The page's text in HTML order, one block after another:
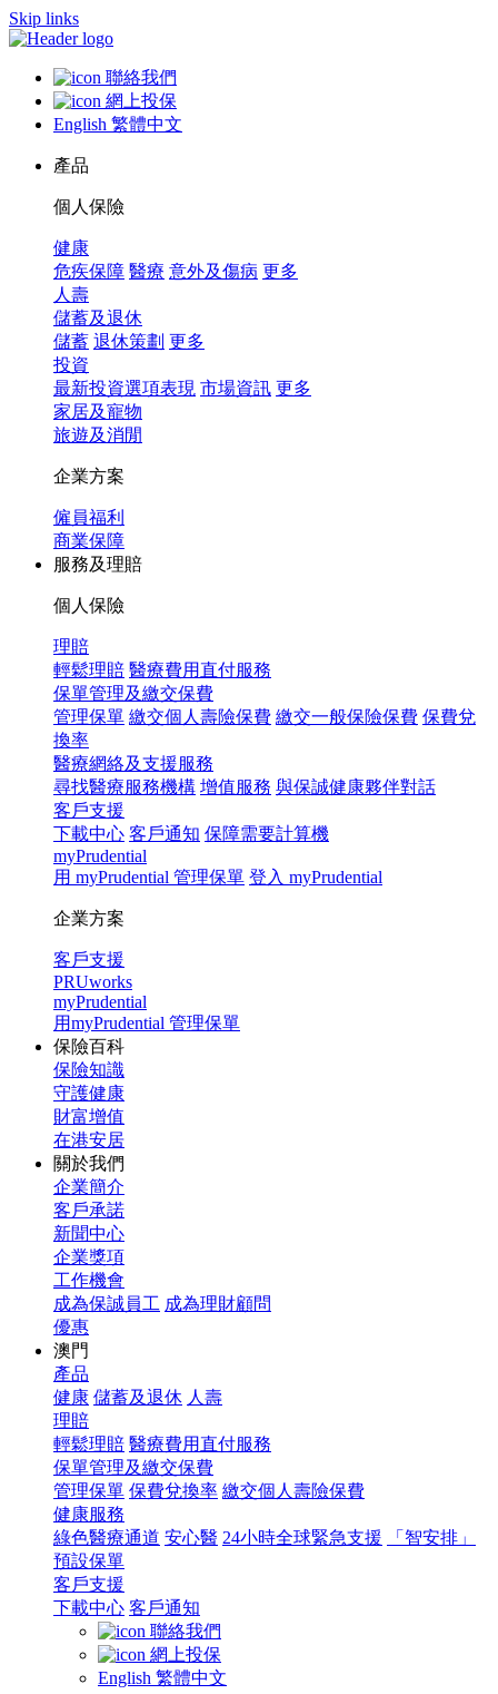
Skip links
聯絡我們
網上投保
English 繁體中文
產品
個人保險
健康
危疾保障 醫療 意外及傷病 更多
人壽
儲蓄及退休
儲蓄 退休策劃 更多
投資
最新投資選項表現 市場資訊 更多
家居及寵物
旅遊及消閒
企業方案
僱員福利
商業保障
服務及理賠
個人保險
理賠
輕鬆理賠 醫療費用直付服務
保單管理及繳交保費
管理保單 繳交個人壽險保費 繳交一般保險保費 保費兌
換率
醫療網絡及支援服務
尋找醫療服務機構 增值服務 與保誠健康夥伴對話
客戶支援
下載中心 客戶通知 保障需要計算機
myPrudential
用 myPrudential 管理保單 登入 myPrudential
企業方案
客戶支援
PRUworks
myPrudential
用myPrudential 管理保單
保險百科
保險知識
守護健康
財富增值
在港安居
關於我們
企業簡介
客戶承諾
新聞中心
企業獎項
工作機會
成為保誠員工 成為理財顧問
優惠
澳門
產品
健康 儲蓄及退休 人壽
理賠
輕鬆理賠 醫療費用直付服務
保單管理及繳交保費
管理保單 保費兌換率 繳交個人壽險保費
健康服務
綠色醫療通道 安心醫 24小時全球緊急支援
「智安排」
預設保單
客戶支援
下載中心 客戶通知
聯絡我們
網上投保
English 繁體中文